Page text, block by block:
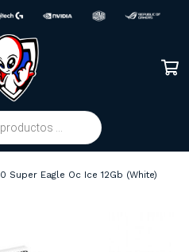
Super Eagle Oc Ice 12Gb (White)